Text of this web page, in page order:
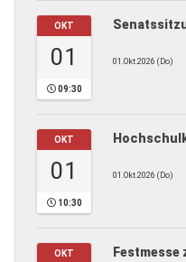
OKT
01
09:30
01.Okt.2026 (Do)
OKT
01
10:30
01.Okt.2026 (Do)
OKT